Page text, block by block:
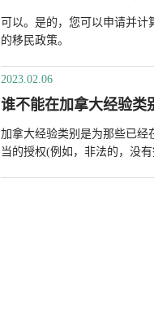
可以。是的，您可以申请并
的移民政策。
2023.02.06
谁不能在加拿大经验类
加拿大经验类别是为那些已经
当的授权(例如，非法的，没